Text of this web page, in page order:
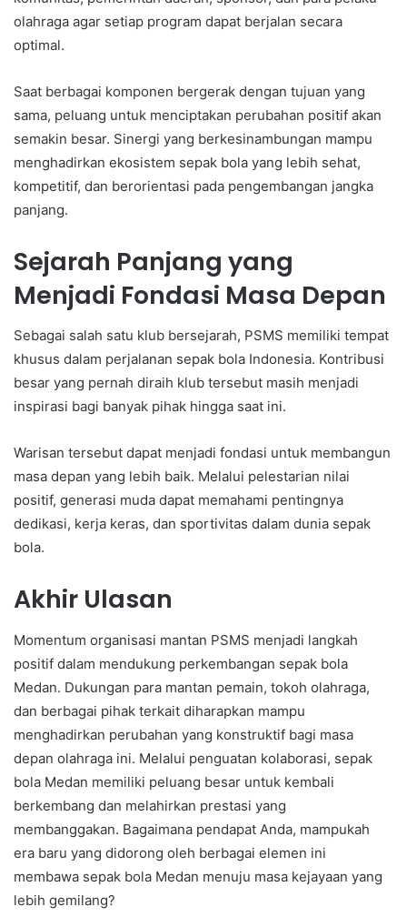
olahraga agar setiap program dapat berjalan secara
optimal.
Saat berbagai komponen bergerak dengan tujuan yang
sama, peluang untuk menciptakan perubahan positif akan
semakin besar. Sinergi yang berkesinambungan mampu
menghadirkan ekosistem sepak bola yang lebih sehat,
kompetitif, dan berorientasi pada pengembangan jangka
panjang.
Sejarah Panjang yang
Menjadi Fondasi Masa Depan
Sebagai salah satu klub bersejarah, PSMS memiliki tempat
khusus dalam perjalanan sepak bola Indonesia. Kontribusi
besar yang pernah diraih klub tersebut masih menjadi
inspirasi bagi banyak pihak hingga saat ini.
Warisan tersebut dapat menjadi fondasi untuk membangun
masa depan yang lebih baik. Melalui pelestarian nilai
positif, generasi muda dapat memahami pentingnya
dedikasi, kerja keras, dan sportivitas dalam dunia sepak
bola.
Akhir Ulasan
Momentum organisasi mantan PSMS menjadi langkah
positif dalam mendukung perkembangan sepak bola
Medan. Dukungan para mantan pemain, tokoh olahraga,
dan berbagai pihak terkait diharapkan mampu
menghadirkan perubahan yang konstruktif bagi masa
depan olahraga ini. Melalui penguatan kolaborasi, sepak
bola Medan memiliki peluang besar untuk kembali
berkembang dan melahirkan prestasi yang
membanggakan. Bagaimana pendapat Anda, mampukah
era baru yang didorong oleh berbagai elemen ini
membawa sepak bola Medan menuju masa kejayaan yang
lebih gemilang?